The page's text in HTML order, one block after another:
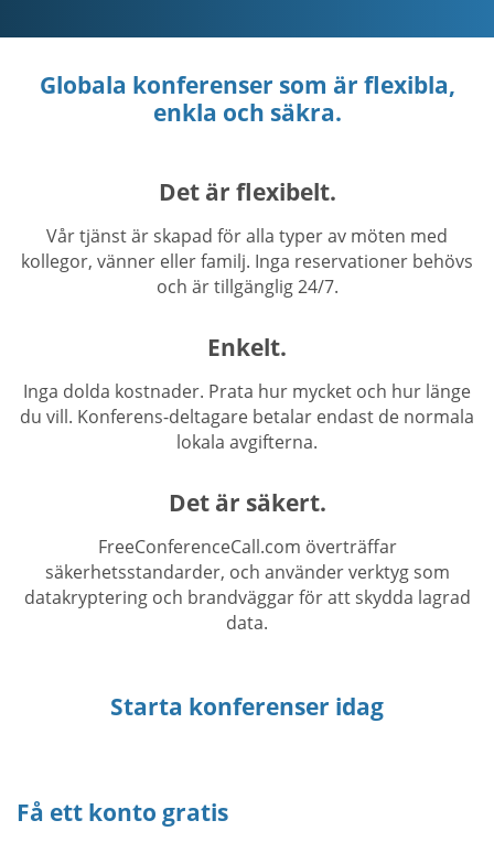
Globala konferenser som är flexibla,
enkla och säkra.
Det är flexibelt.
Vår tjänst är skapad för alla typer av möten med
kollegor, vänner eller familj. Inga reservationer behövs
och är tillgänglig 24/7.
Enkelt.
Inga dolda kostnader. Prata hur mycket och hur länge
du vill. Konferens-deltagare betalar endast de normala
lokala avgifterna.
Det är säkert.
FreeConferenceCall.com överträffar
säkerhetsstandarder, och använder verktyg som
datakryptering och brandväggar för att skydda lagrad
data.
Starta konferenser idag
Få ett konto gratis